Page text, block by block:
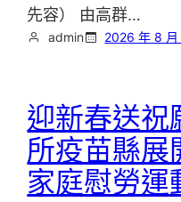
先容） 由高群…
admin 2026 年 8 月
迎新春送祝
所疫苗縣展
家庭慰勞運